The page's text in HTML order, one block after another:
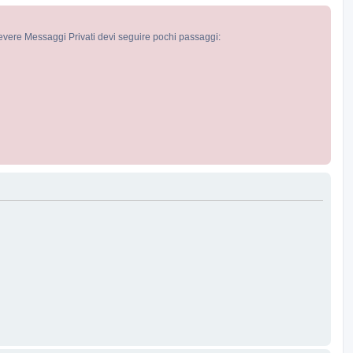
Messaggi Privati devi seguire pochi passaggi: